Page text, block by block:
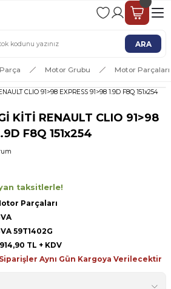
İÇERİSİNDE KARGO
ARA
Motor Grubu Motor Parçaları
KİTİ RENAULT CLIO 91>98
F8Q 151x254
taksitlerle!
Parçaları
59T1402G
TL + KDV
Aynı Gün Kargoya Verilecektir